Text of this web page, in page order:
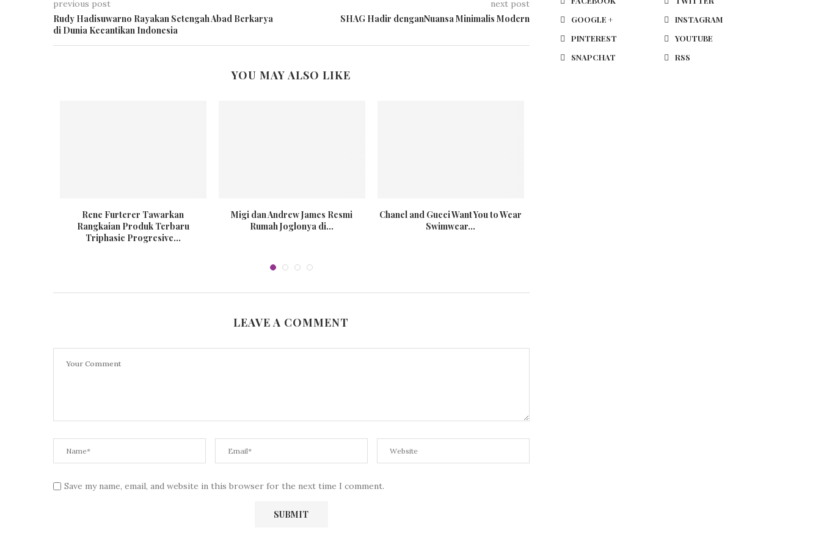
previous post
Rudy Hadisuwarno Rayakan Setengah Abad Berkarya
di Dunia Kecantikan Indonesia
next post
SHAG Hadir denganNuansa Minimalis Modern
YOU MAY ALSO LIKE
Rene Furterer Tawarkan
Rangkaian Produk Terbaru
Triphasic Progresive...
Migi dan Andrew James Resmi
Rumah Joglonya di...
Chanel and Gucci Want You to Wear
Swimwear...
LEAVE A COMMENT
Save my name, email, and website in this browser for the next time I comment.
GOOGLE +
INSTAGRAM
PINTEREST
YOUTUBE
SNAPCHAT
RSS